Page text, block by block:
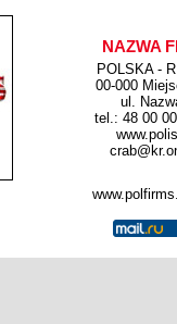
NAZWA
POLSKA -
00-000
ul.
tel.: 48 00